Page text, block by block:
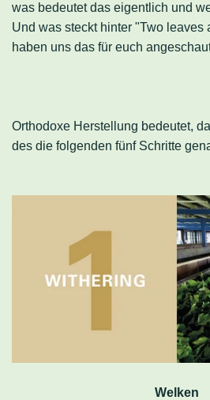
was bedeutet das eigentlich und
Und was steckt hinter "Two leaves
haben uns das für euch
Orthodoxe Herstellung bedeutet,
des die folgenden fünf Schritte
Welken